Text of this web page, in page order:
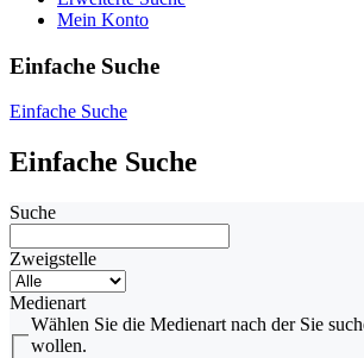
Mein Konto
Einfache Suche
Einfache Suche
Einfache Suche
Suche
Zweigstelle
Medienart
Wählen Sie die Medienart nach der Sie
wollen.